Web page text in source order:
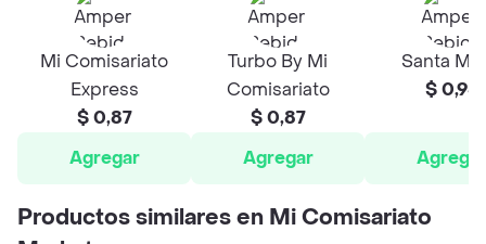
Mi Comisariato
Express
$ 0,87
Agregar
Turbo By Mi
Comisariato
$ 0,87
Agregar
Santa
$ 0,95
Agregar
Productos similares en Mi Comisariato